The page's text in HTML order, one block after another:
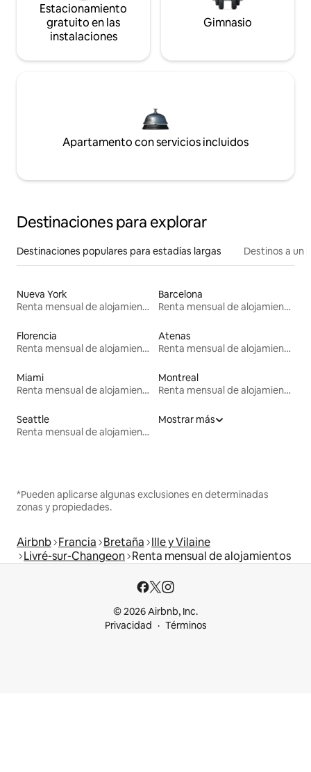
Estacionamiento
gratuito en las
instalaciones
Gimnasio
Apartamento con servicios incluidos
Destinaciones para explorar
Destinaciones populares para estadías largas Destinos a un
Nueva York
Renta mensual de alojamientos
Barcelona
Renta mensual de alojamientos
Florencia
Renta mensual de alojamientos
Atenas
Renta mensual de alojamientos
Miami
Renta mensual de alojamientos
Montreal
Renta mensual de alojamientos
Seattle
Renta mensual de alojamientos
Mostrar más
*Pueden aplicarse algunas exclusiones en determinadas
zonas y propiedades.
Airbnb Francia Bretaña Ille y Vilaine
Livré-sur-Changeon Renta mensual de alojamientos
© 2026 Airbnb, Inc.
Privacidad
Términos